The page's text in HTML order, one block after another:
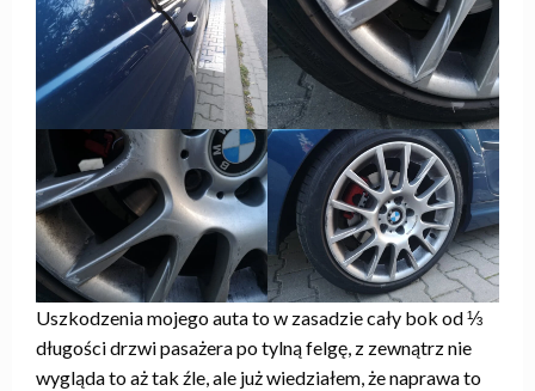
Uszkodzenia mojego auta to w zasadzie cały bok od ⅓
długości drzwi pasażera po tylną felgę, z zewnątrz nie
wygląda to aż tak źle, ale już wiedziałem, że naprawa to